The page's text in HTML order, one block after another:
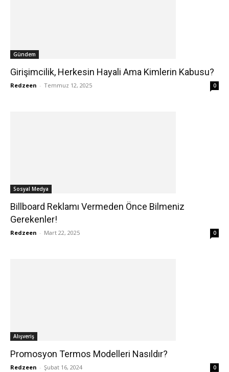
Gündem
Girişimcilik, Herkesin Hayali Ama Kimlerin Kabusu?
Redzeen - Temmuz 12, 2025 0
Sosyal Medya
Billboard Reklamı Vermeden Önce Bilmeniz
Gerekenler!
Redzeen - Mart 22, 2025 0
Alışveriş
Promosyon Termos Modelleri Nasıldır?
Redzeen - Şubat 16, 2024 0